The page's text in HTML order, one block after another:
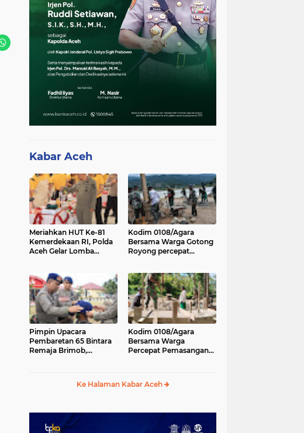
Kabar Aceh
Meriahkan HUT Ke-81
Kemerdekaan RI, Polda
Aceh Gelar Lomba
Kodim 0108/Agara
Bersama Warga Gotong
Royong percepat
Desa Gulo Aceh
Tenggara
Pimpin Upacara
Pembaretan 65 Bintara
Remaja Brimob,
Kodim 0108/Agara
Bersama Warga
Percepat Pemasangan
Ke Halaman Kabar Aceh